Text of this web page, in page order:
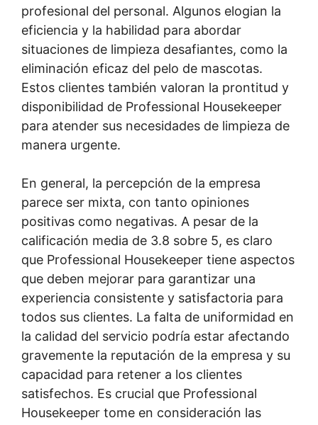
profesional del personal. Algunos elogian la
eficiencia y la habilidad para abordar
situaciones de limpieza desafiantes, como la
eliminación eficaz del pelo de mascotas.
Estos clientes también valoran la prontitud y
disponibilidad de Professional Housekeeper
para atender sus necesidades de limpieza de
manera urgente.
En general, la percepción de la empresa
parece ser mixta, con tanto opiniones
positivas como negativas. A pesar de la
calificación media de 3.8 sobre 5, es claro
que Professional Housekeeper tiene aspectos
que deben mejorar para garantizar una
experiencia consistente y satisfactoria para
todos sus clientes. La falta de uniformidad en
la calidad del servicio podría estar afectando
gravemente la reputación de la empresa y su
capacidad para retener a los clientes
satisfechos. Es crucial que Professional
Housekeeper tome en consideración las